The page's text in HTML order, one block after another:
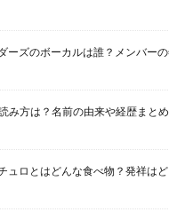
ーズのボーカルは誰？メンバー
み方は？名前の由来や経歴まと
ュロとはどんな食べ物？発祥は